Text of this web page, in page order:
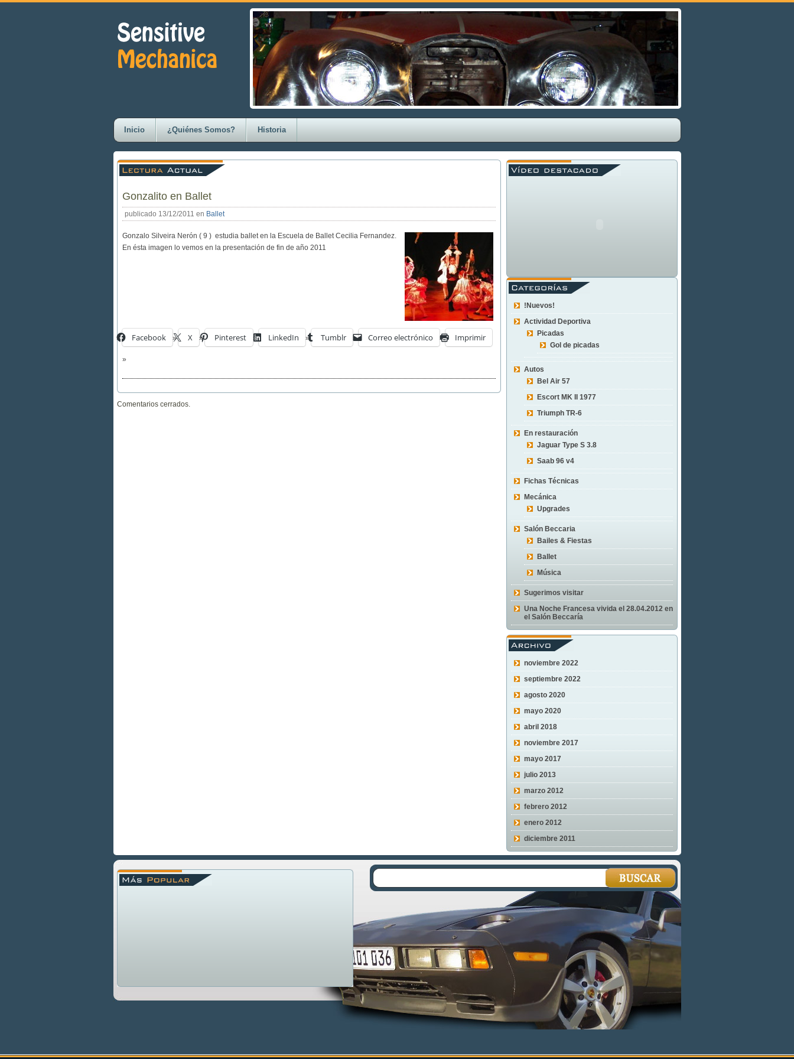
Inicio ¿Quiénes Somos? Historia
Gonzalito en Ballet
publicado 13/12/2011 en Ballet
Gonzalo Silveira Nerón ( 9 ) estudia ballet en la Escuela de Ballet Cecilia Fernandez.
En ésta imagen lo vemos en la presentación de fin de año 2011
Facebook X Pinterest LinkedIn Tumblr Correo electrónico Imprimir
Comentarios cerrados.
!Nuevos!
Actividad Deportiva
Picadas
Gol de picadas
Autos
Bel Air 57
Escort MK II 1977
Triumph TR-6
En restauración
Jaguar Type S 3.8
Saab 96 v4
Fichas Técnicas
Mecánica
Upgrades
Salón Beccaria
Bailes & Fiestas
Ballet
Música
Sugerimos visitar
Una Noche Francesa vivida el 28.04.2012 en
el Salón Beccaría
noviembre 2022
septiembre 2022
agosto 2020
mayo 2020
abril 2018
noviembre 2017
mayo 2017
julio 2013
marzo 2012
febrero 2012
enero 2012
diciembre 2011